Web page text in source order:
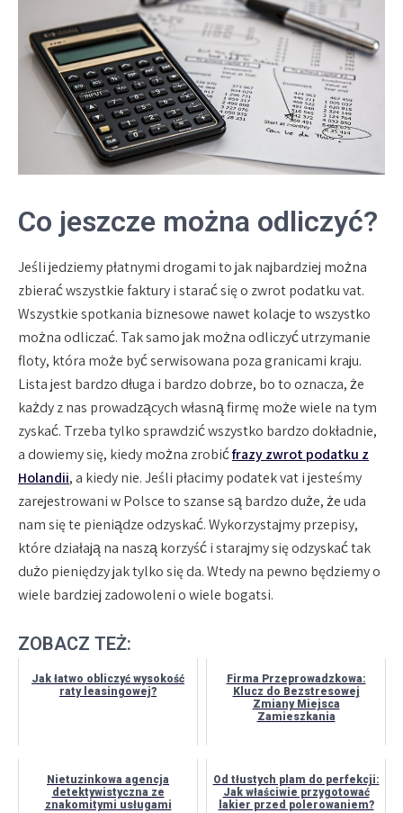
Co jeszcze można odliczyć?
Jeśli jedziemy płatnymi drogami to jak najbardziej można
zbierać wszystkie faktury i starać się o zwrot podatku vat.
Wszystkie spotkania biznesowe nawet kolacje to wszystko
można odliczać. Tak samo jak można odliczyć utrzymanie
floty, która może być serwisowana poza granicami kraju.
Lista jest bardzo długa i bardzo dobrze, bo to oznacza, że
każdy z nas prowadzących własną firmę może wiele na tym
zyskać. Trzeba tylko sprawdzić wszystko bardzo dokładnie,
a dowiemy się, kiedy można zrobićfrazy zwrot podatku z
Holandii, a kiedy nie. Jeśli płacimy podatek vat i jesteśmy
zarejestrowani w Polsce to szanse są bardzo duże, że uda
nam się te pieniądze odzyskać. Wykorzystajmy przepisy,
które działają na naszą korzyść i starajmy się odzyskać tak
dużo pieniędzy jak tylko się da. Wtedy na pewno będziemy o
wiele bardziej zadowoleni o wiele bogatsi.
ZOBACZ TEŻ:
Jak łatwo obliczyć wysokość
raty leasingowej?
Firma Przeprowadzkowa:
Klucz do Bezstresowej
Zmiany Miejsca
Zamieszkania
Nietuzinkowa agencja
detektywistyczna ze
znakomitymi usługami
Od tłustych plam do perfekcji:
Jak właściwie przygotować
lakier przed polerowaniem?